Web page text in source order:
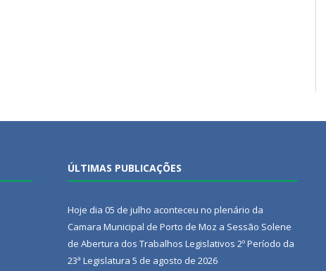
ÚLTIMAS PUBLICAÇÕES
Hoje dia 05 de julho aconteceu no plenário da
Camara Municipal de Porto de Moz a Sessão Solene
de Abertura dos Trabalhos Legislativos 2º Período da
23ª Legislatura 5 de agosto de 2026